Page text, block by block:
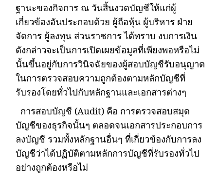
ฐานะของกิจการ ณ วันสิ้นงวดบัญชีให้แก่ผู้
เกี่ยวข้องอันประกอบด้วย ผู้ถือหุ้น ผู้บริหาร ฝ่าย
จัดการ ผู้ลงทุน ส่วนราชการ ได้ทราบ งบการเงิน
ดังกล่าวจะเป็นการเปิดเผยข้อมูลที่เพียงพอหรือไม่
นั้นขึ้นอยู่กับการวินิจฉัยของผู้สอบบัญชีรับอนุญาต
ในการตรวจสอบความถูกต้องตามหลักบัญชีที่
รับรองโดยทั่วไปกับหลักฐานและเอกสารต่างๆ
การสอบบัญชี (Audit) คือ การตรวจสอบสมุด
บัญชีของธุรกิจนั้นๆ ตลอดจนเอกสารประกอบการ
ลงบัญชี รวมทั้งหลักฐานอื่นๆ ที่เกี่ยวข้องกับการลง
บัญชีว่าได้ปฏิบัติตามหลักการบัญชีที่รับรองทั่วไป
อย่างถูกต้องหรือไม่